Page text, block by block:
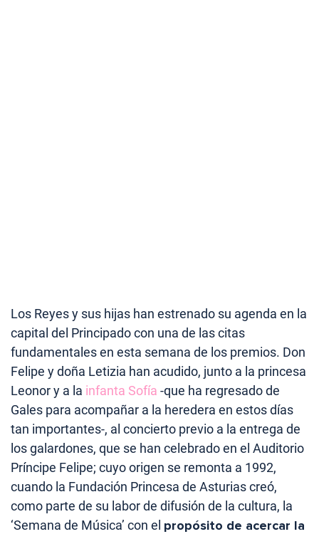
Los Reyes y sus hijas han estrenado su agenda en la
capital del Principado con una de las citas
fundamentales en esta semana de los premios. Don
Felipe y doña Letizia han acudido, junto a la princesa
Leonor y a la infanta Sofía -que ha regresado de
Gales para acompañar a la heredera en estos días
tan importantes-, al concierto previo a la entrega de
los galardones, que se han celebrado en el Auditorio
Príncipe Felipe; cuyo origen se remonta a 1992,
cuando la Fundación Princesa de Asturias creó,
como parte de su labor de difusión de la cultura, la
‘Semana de Música’ con el propósito de acercar la